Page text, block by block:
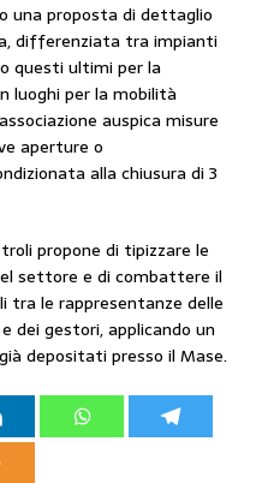
una proposta di dettaglio
differenziata tra impianti
questi ultimi per la
luoghi per la mobilità
auspica misure
aperture o
alla chiusura di 3
propone di tipizzare le
settore e di combattere il
tra le rappresentanze delle
dei gestori, applicando un
depositati presso il Mase.